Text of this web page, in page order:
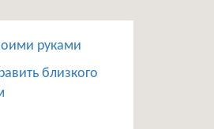
руками
близкого